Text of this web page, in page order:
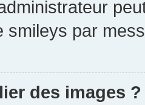
smileys par
des images ?